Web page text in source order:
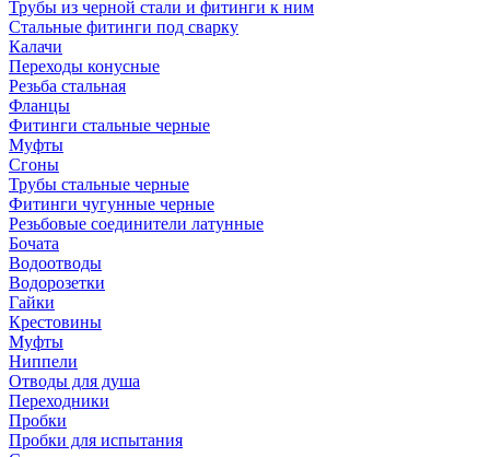
Трубы из черной стали и фитинги к ним
Стальные фитинги под сварку
Калачи
Переходы конусные
Резьба стальная
Фланцы
Фитинги стальные черные
Муфты
Сгоны
Трубы стальные черные
Фитинги чугунные черные
Резьбовые соединители латунные
Бочата
Водоотводы
Водорозетки
Гайки
Крестовины
Муфты
Ниппели
Отводы для душа
Переходники
Пробки
Пробки для испытания